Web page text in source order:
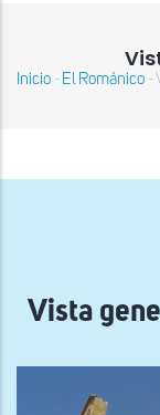
Inicio - El Románico -
Vista